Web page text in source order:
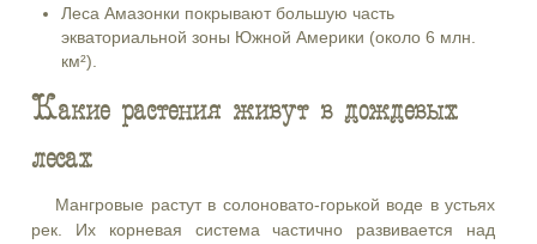
Леса Амазонки покрывают большую часть
экваториальной зоны Южной Америки (около 6 млн.
км²).
Какие растения живут в дождевых
лесах
Мангровые растут в солоновато-горькой воде в устьях
рек. Их корневая система частично развивается над